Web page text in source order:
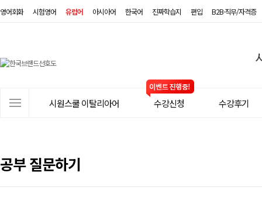
영어회화 시험영어 유럽어 아시아어 한국어 진짜학습지 편입 B2B·직무/자격증
원
쿨
뉴
시원스쿨 이탈리아어 수강신청 수강후기
공부 질문하기